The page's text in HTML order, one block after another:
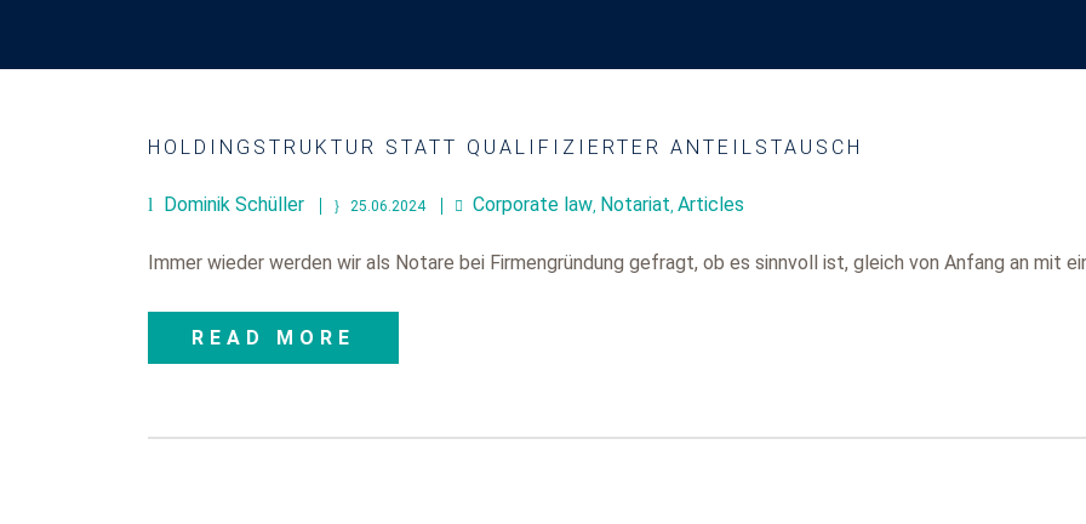
HOLDINGSTRUKTUR STATT QUALIFIZIERTER ANTEILSTAUSCH
Dominik Schüller 25.06.2024 Corporate law, Notariat, Articles
Immer wieder werden wir als Notare bei Firmengründung gefragt, ob es sinnvoll ist, gleich von Anfang an mit
READ MORE